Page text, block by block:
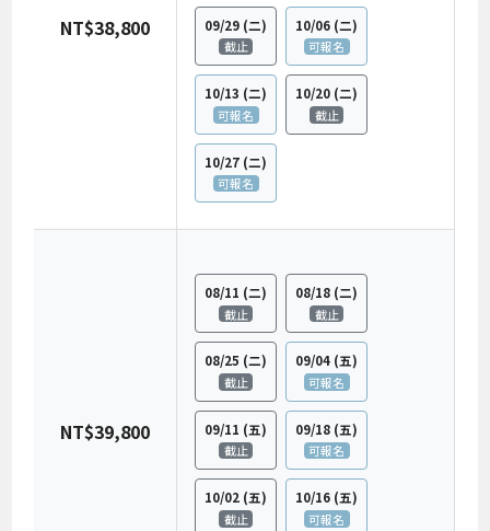
NT$38,800 09/29 (二)
截止
10/06 (二)
可報名
10/13 (二)
可報名
10/20 (二)
截止
10/27 (二)
可報名
NT$39,800
08/11 (二)
截止
08/18 (二)
截止
08/25 (二)
截止
09/04 (五)
可報名
09/11 (五)
截止
09/18 (五)
可報名
10/02 (五)
截止
10/16 (五)
可報名